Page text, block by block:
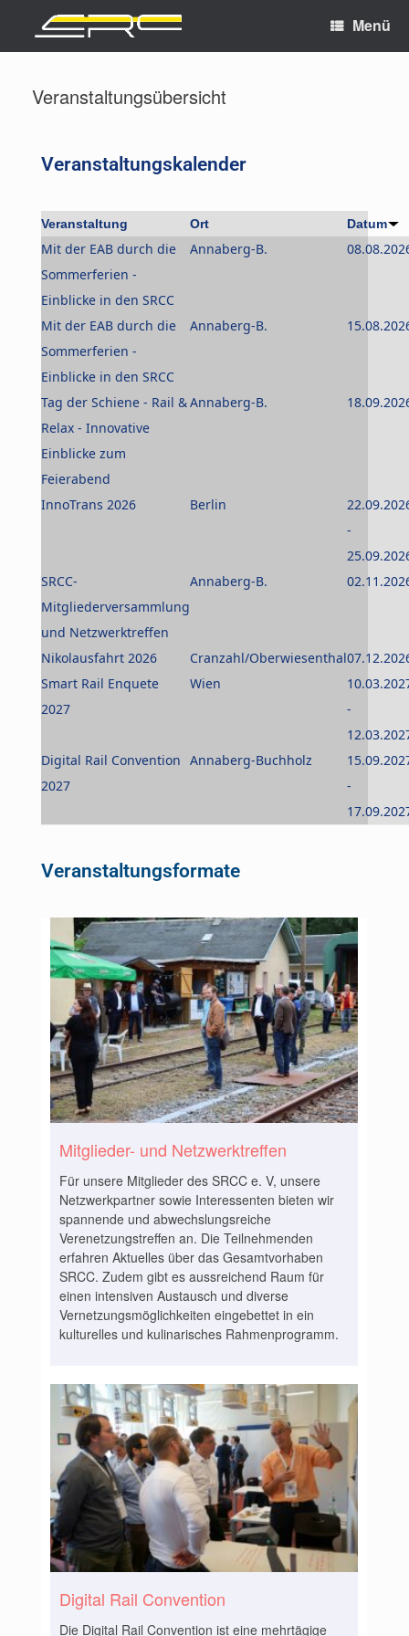
Menü
Veranstaltungsübersicht
Veranstaltungskalender
Veranstaltung Ort Datum
Mit der EAB durch die
Sommerferien -
Einblicke in den SRCC
Annaberg-B.
Mit der EAB durch die
Sommerferien -
Einblicke in den SRCC
Annaberg-B.
Tag der Schiene - Rail &
Relax - Innovative
Einblicke zum
Feierabend
Annaberg-B.
InnoTrans 2026 Berlin
-
SRCC-
Mitgliederversammlung
und Netzwerktreffen
Annaberg-B.
Nikolausfahrt 2026 Cranzahl/Oberwiesenthal
Smart Rail Enquete
2027
Wien
-
Digital Rail Convention
2027
Annaberg-Buchholz
-
Veranstaltungsformate
Mitglieder- und Netzwerktreffen
Für unsere Mitglieder des SRCC e. V, unsere
Netzwerkpartner sowie Interessenten bieten wir
spannende und abwechslungsreiche
Verenetzungstreffen an. Die Teilnehmenden
erfahren Aktuelles über das Gesamtvorhaben
SRCC. Zudem gibt es aussreichend Raum für
einen intensiven Austausch und diverse
Vernetzungsmöglichkeiten eingebettet in ein
kulturelles und kulinarisches Rahmenprogramm.
Digital Rail Convention
Die Digital Rail Convention ist eine mehrtägige